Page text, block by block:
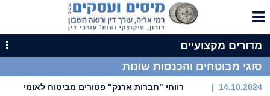
מדורים מקצועיים
סוגי מבוטחים והכנסות שונות
14.10.2024 | רווחי "חברות ארנק" פטורים מביטוח לאומי